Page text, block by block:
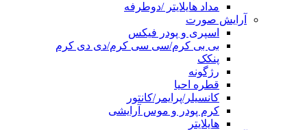
مداد هایلایتر /دوطرفه
آرایش صورت
اسپری و پودر فیکس
بی بی کرم/سی سی کرم/دی دی کرم
پنکک
رژگونه
قطره احیا
کانسیلر/پرایمر/کانتور
کرم پودر و موس آرایشی
هایلایتر